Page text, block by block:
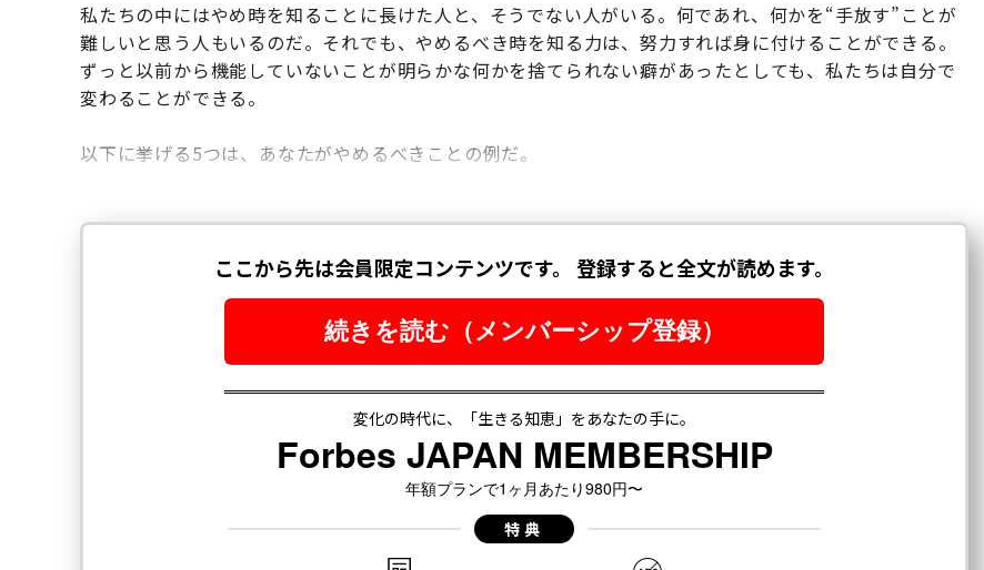
私たちの中にはやめ時を知ることに長けた人と、そうでない人がいる。何であれ、何かを“手放す”ことが
難しいと思う人もいるのだ。それでも、やめるべき時を知る力は、努力すれば身に付けることができる。
ずっと以前から機能していないことが明らかな何かを捨てられない癖があったとしても、私たちは自分で
変わることができる。
以下に挙げる5つは、あなたがやめるべきことの例だ。